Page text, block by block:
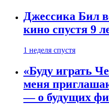
Джессика Бил
кино спустя 9
1 неделя спустя
«Буду играть
меня
— о будущих